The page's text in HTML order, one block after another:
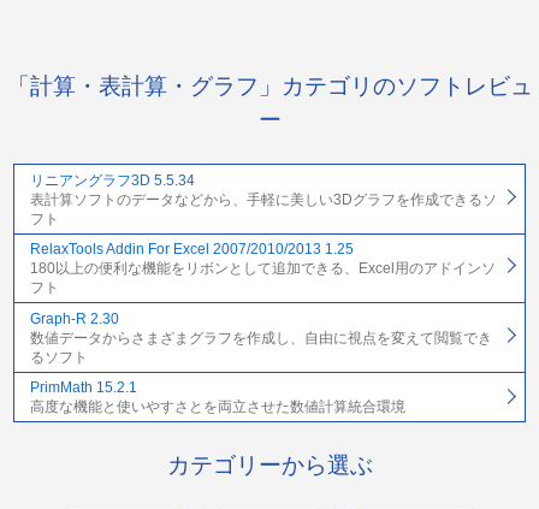
「計算・表計算・グラフ」カテゴリのソフトレビュ
ー
リニアングラフ3D 5.5.34
表計算ソフトのデータなどから、手軽に美しい3Dグラフを作成できるソ
フト
RelaxTools Addin For Excel 2007/2010/2013 1.25
180以上の便利な機能をリボンとして追加できる、Excel用のアドインソ
フト
Graph-R 2.30
数値データからさまざまグラフを作成し、自由に視点を変えて閲覧でき
るソフト
PrimMath 15.2.1
高度な機能と使いやすさとを両立させた数値計算統合環境
カテゴリーから選ぶ